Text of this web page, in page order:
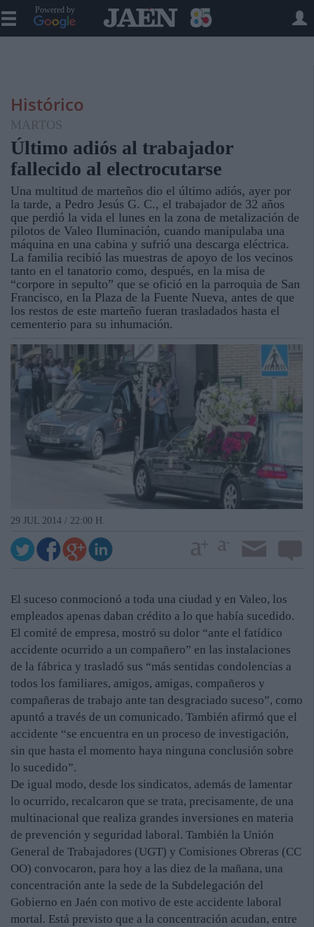
Powered by
Histórico
MARTOS
Último adiós al trabajador
fallecido al electrocutarse
Una multitud de marteños dio el último adiós, ayer por
la tarde, a Pedro Jesús G. C., el trabajador de 32 años
que perdió la vida el lunes en la zona de metalización de
pilotos de Valeo Iluminación, cuando manipulaba una
máquina en una cabina y sufrió una descarga eléctrica.
La familia recibió las muestras de apoyo de los vecinos
tanto en el tanatorio como, después, en la misa de
“corpore in sepulto” que se ofició en la parroquia de San
Francisco, en la Plaza de la Fuente Nueva, antes de que
los restos de este marteño fueran trasladados hasta el
cementerio para su inhumación.
29 JUL 2014 / 22:00 H.
El suceso conmocionó a toda una ciudad y en Valeo, los
empleados apenas daban crédito a lo que había sucedido.
El comité de empresa, mostró su dolor “ante el fatídico
accidente ocurrido a un compañero” en las instalaciones
de la fábrica y trasladó sus “más sentidas condolencias a
todos los familiares, amigos, amigas, compañeros y
compañeras de trabajo ante tan desgraciado suceso”, como
apuntó a través de un comunicado. También afirmó que el
accidente “se encuentra en un proceso de investigación,
sin que hasta el momento haya ninguna conclusión sobre
lo sucedido”.
De igual modo, desde los sindicatos, además de lamentar
lo ocurrido, recalcaron que se trata, precisamente, de una
multinacional que realiza grandes inversiones en materia
de prevención y seguridad laboral. También la Unión
General de Trabajadores (UGT) y Comisiones Obreras (CC
OO) convocaron, para hoy a las diez de la mañana, una
concentración ante la sede de la Subdelegación del
Gobierno en Jaén con motivo de este accidente laboral
mortal. Está previsto que a la concentración acudan, entre